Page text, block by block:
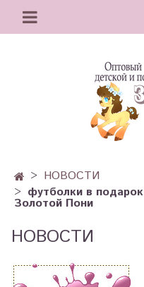
НОВОСТИ
футболки в
Золотой Пони
НОВОСТИ